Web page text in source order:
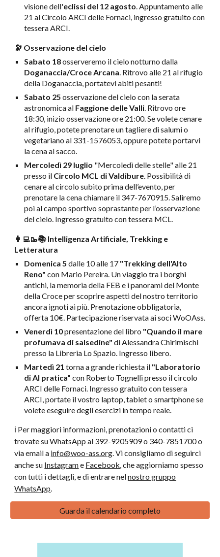
visione dell'eclissi del 12 agosto. Appuntamento alle
21 al Circolo ARCI delle Fornaci, ingresso gratuito con
tessera ARCI.
🔭 Osservazione del cielo
Sabato 18osserveremo il cielo notturno dalla
Doganaccia/Croce Arcana. Ritrovo alle 21 al rifugio
della Doganaccia, portatevi abiti pesanti!
Sabato 25osservazione del cielo con la serata
astronomica al Faggione delle Valli. Ritrovo ore
18:30, inizio osservazione ore 21:00. Se volete cenare
al rifugio, potete prenotare un tagliere di salumi o
vegetariano al 331-1576053, oppure potete portarvi
la cena al sacco.
Mercoledì 29 luglio "Mercoledì delle stelle" alle 21
presso il Circolo MCL di Valdibure. Possibilità di
cenare al circolo subito prima dell’evento, per
prenotare la cena chiamare il 347-7670915. Saliremo
poi al campo sportivo soprastante per l’osservazione
del cielo. Ingresso gratuito con tessera MCL.
👩‍💻🥾📚 Intelligenza Artificiale, Trekking e
Letteratura
Domenica 5dalle 10 alle 17 "Trekking dell'Alto
Reno"con Mario Pereira. Un viaggio tra i borghi
antichi, la memoria della FEB e i panorami del Monte
della Croce per scoprire aspetti del nostro territorio
ancora ignoti ai più. Prenotazione obbligatoria,
offerta 10€. Partecipazione riservata ai soci WoOAss.
Venerdì 10presentazione del libro "Quando il mare
profumava di salsedine"di Alessandra Chirimischi
presso la Libreria Lo Spazio. Ingresso libero.
Martedì 21torna a grande richiesta il "Laboratorio
di AI pratica"con Roberto Tognelli presso il circolo
ARCI delle Fornaci. Ingresso gratuito con tessera
ARCI, portate il vostro laptop, tablet o smartphone se
volete eseguire degli esercizi in tempo reale.
ℹ️ Per maggiori informazioni, prenotazioni o contatti ci
trovate su WhatsApp al 392-9205909 o 340-7851700 o
via email a info@woo-ass.org. Vi consigliamo di seguirci
anche su Instagrame Facebook, che aggiorniamo spesso
con tutti i dettagli, e di entrare nelnostro gruppo
WhatsApp.
Guarda il calendario completo